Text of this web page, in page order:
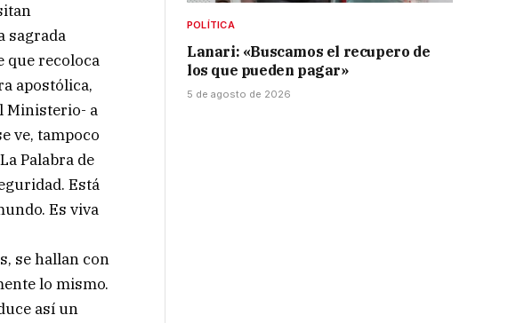
sagrada
que recoloca
apostólica,
Ministerio- a
ve, tampoco
Palabra de
Está
Es viva
se hallan con
lo mismo.
así un
POLÍTICA
Lanari: «Buscamos el recupero de
los que pueden pagar»
5 de agosto de 2026